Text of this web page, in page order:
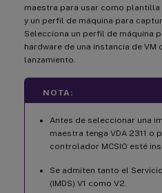
maestra para usar como plantilla
y un perfil de máquina para
Selecciona un perfil de máquina
hardware de una instancia de
lanzamiento.
NOTA:
Antes de seleccionar una
maestra tenga VDA 2311
controlador MCSIO esté
Se admiten tanto el
(IMDS) V1 como V2.